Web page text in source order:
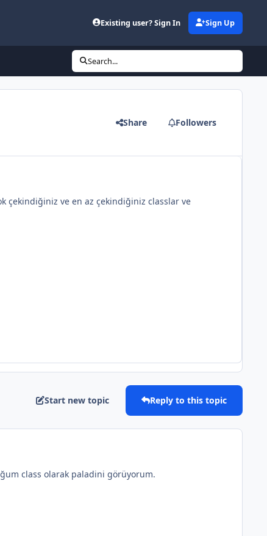
Existing user? Sign In Sign Up
Search...
Share Followers
çekindiğiniz ve en az çekindiğiniz classlar ve
Start new topic Reply to this topic
class olarak paladini görüyorum.